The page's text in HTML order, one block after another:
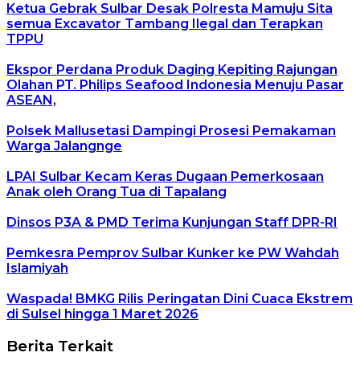
Ketua Gebrak Sulbar Desak Polresta Mamuju Sita
semua Excavator Tambang Ilegal dan Terapkan
TPPU
Ekspor Perdana Produk Daging Kepiting Rajungan
Olahan PT. Philips Seafood Indonesia Menuju Pasar
ASEAN,
Polsek Mallusetasi Dampingi Prosesi Pemakaman
Warga Jalangnge
LPAI Sulbar Kecam Keras Dugaan Pemerkosaan
Anak oleh Orang Tua di Tapalang
Dinsos P3A & PMD Terima Kunjungan Staff DPR-RI
Pemkesra Pemprov Sulbar Kunker ke PW Wahdah
Islamiyah
Waspada! BMKG Rilis Peringatan Dini Cuaca Ekstrem
di Sulsel hingga 1 Maret 2026
Berita Terkait